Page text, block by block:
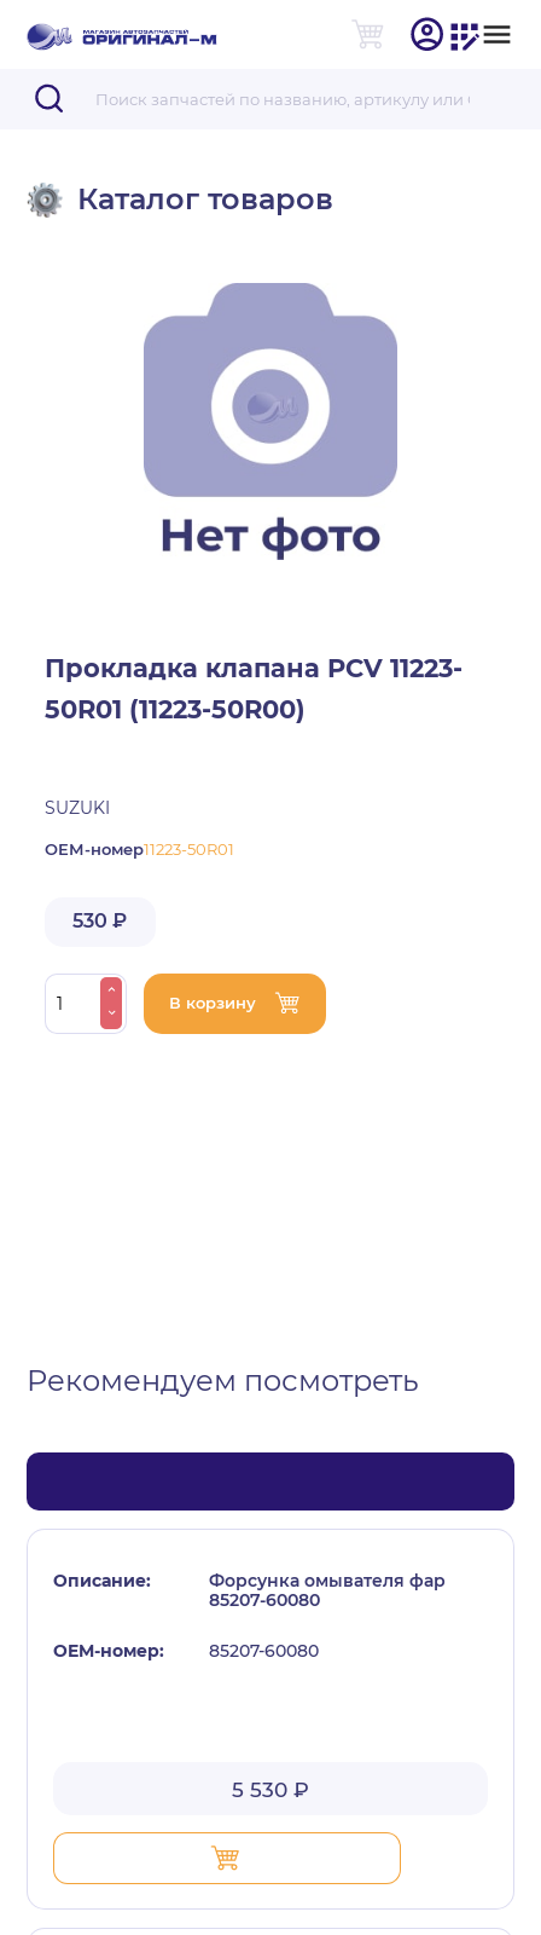
Каталог товаров
Прокладка клапана PCV 11223-
50R01 (11223-50R00)
SUZUKI
ОЕМ-номер11223-50R01
530 ₽
В корзину
Рекомендуем посмотреть
Форсунка омывателя фар
85207-60080
85207-60080
5 530 ₽